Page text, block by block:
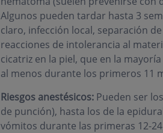
Algunos pueden tardar hasta 3
claro, infección local, separación
reacciones de intolerancia al
cicatriz en la piel, que en la
al menos durante los primeros 11
Riesgos anestésicos:Pueden ser
de punción), hasta los de la
vómitos durante las primeras 12-